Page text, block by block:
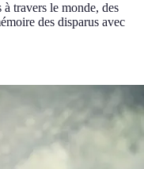
travers le monde, des
des disparus avec